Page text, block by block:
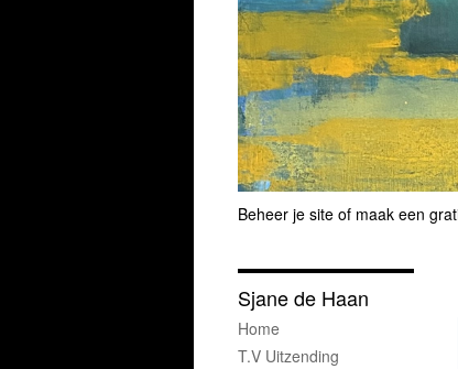
Beheer je site of maak een
Sjane de Haan
Home
T.v Uitzending